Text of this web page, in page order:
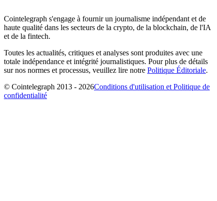
Cointelegraph s'engage à fournir un journalisme indépendant et de
haute qualité dans les secteurs de la crypto, de la blockchain, de l'IA
et de la fintech.
Toutes les actualités, critiques et analyses sont produites avec une
totale indépendance et intégrité journalistiques. Pour plus de détails
sur nos normes et processus, veuillez lire notre Politique Éditoriale.
© Cointelegraph 2013 - 2026Conditions d'utilisation et Politique de
confidentialité